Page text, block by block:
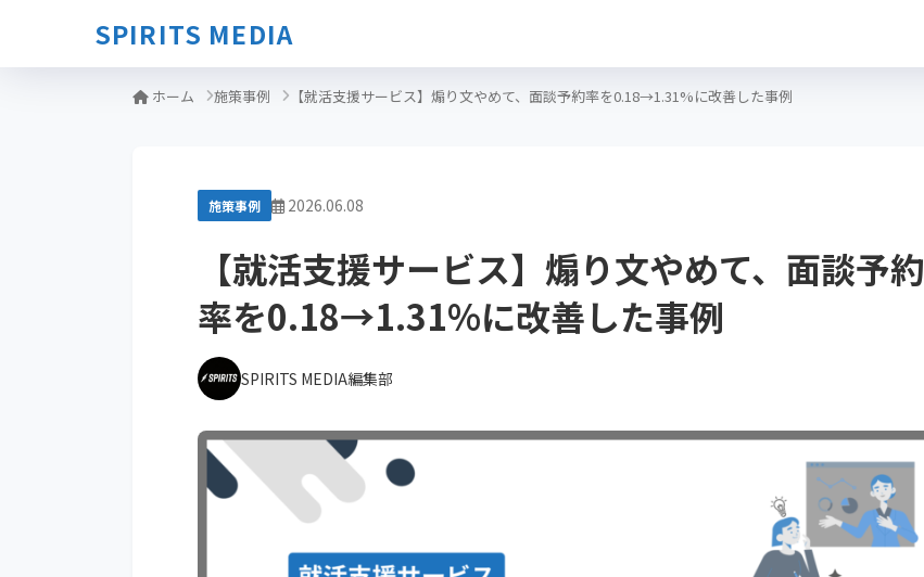
SPIRITS MEDIA
ホーム 施策事例 【就活支援サービス】煽り文やめて、面談予約率を0.18→1.31%に改善した事例
施策事例 2026.06.08
【就活支援サービス】煽り文やめて、面談予約
率を0.18→1.31%に改善した事例
SPIRITS MEDIA編集部